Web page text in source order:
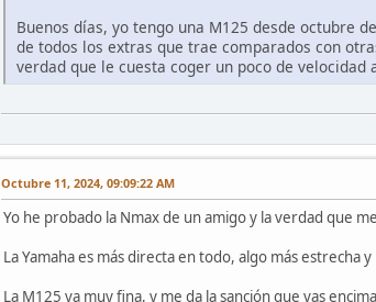
Buenos días, yo tengo una M125 desde octubre
de todos los extras que trae comparados con
verdad que le cuesta coger un poco de
Octubre 11, 2024, 09:09:22 AM
Yo he probado la Nmax de un amigo y la verdad que
La Yamaha es más directa en todo, algo más
La M125 va muy fina, y me da la sanción que vas